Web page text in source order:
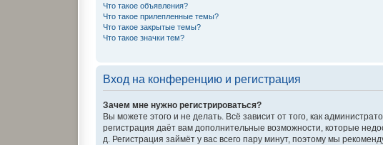
Что такое объявления?
Что такое прилепленные темы?
Что такое закрытые темы?
Что такое значки тем?
Вход на конференцию и регистрация
Зачем мне нужно регистрироваться?
Вы можете этого и не делать. Всё зависит от того, как
регистрация даёт вам дополнительные возможности, которые
д. Регистрация займёт у вас всего пару минут, поэтому мы